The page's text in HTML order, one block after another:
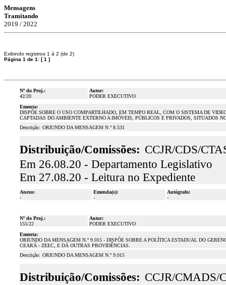
Mensagens
Tramitando
2019 / 2022
Exibindo registros 1 á 2 (de 2)
Página 1 de 1: [1 ]
Nº do Proj.:
42/20
Autor:
PODER EXECUTIVO
Ementa:
DISPÕE SOBRE O USO COMPARTILHADO, EM TEMPO REAL, COM O SISTEMA DE
CAPTADAS DO AMBIENTE EXTERNO A IMÓVEIS, PÚBLICOS E PRIVADOS, SITUADOS
Descrição: ORIUNDO DA MENSAGEM N.º 8.531
Distribuição/Comissões: CCJR/CDS/
Em 26.08.20 - Departamento Legislativo
Em 27.08.20 - Leitura no Expediente
Anexo:
-
Emenda(s):
-
Autógrafo:
-
Nº do Proj.:
155/22
Autor:
PODER EXECUTIVO
Ementa:
ORIUNDO DA MENSAGEM N.º 9.015 - DISPÕE SOBRE A POLÍTICA ESTADUAL DO
CEARÁ - ZEEC, E DÁ OUTRAS PROVIDÊNCIAS.
Descrição: ORIUNDO DA MENSAGEM N.º 9.015
Distribuição/Comissões: CCJR/CMADS/